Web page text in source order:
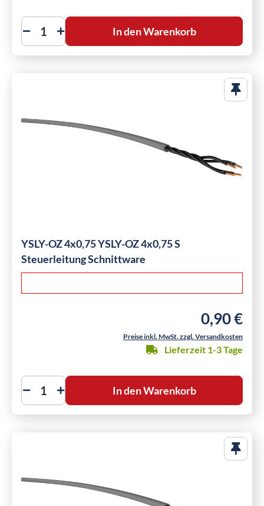
In den Warenkorb
YSLY-OZ 4x0,75 YSLY-OZ 4x0,75 S
Steuerleitung Schnittware
Regulärer
0,90 €
Preise inkl. MwSt. zzgl. Versandkosten
Lieferzeit 1-3 Tage
In den Warenkorb